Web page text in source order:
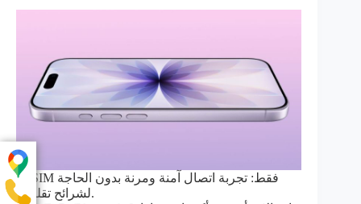
– eSIM فقط: تجربة اتصال آمنة ومرنة بدون الحاجة
لشرائح تقليدية.